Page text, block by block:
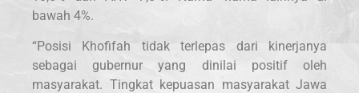
bawah 4%.
“Posisi Khofifah tidak terlepas dari kinerjanya
sebagai gubernur yang dinilai positif oleh
masyarakat. Tingkat kepuasan masyarakat Jawa